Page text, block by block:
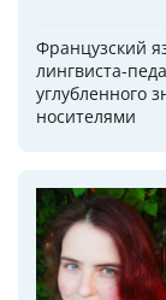
Французский
лингвиста-
углубленного
носителями